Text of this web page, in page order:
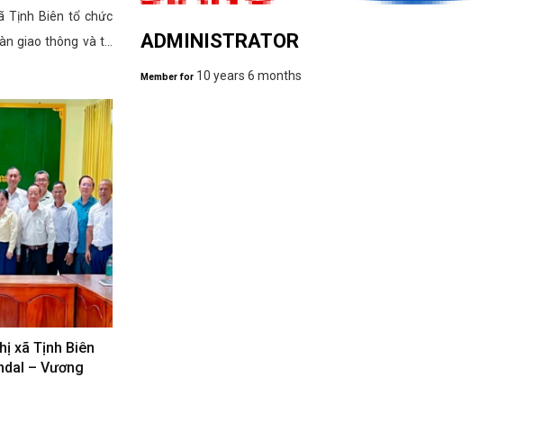
Tịnh Biên tổ chức
giao thông và tư
thông tỉnh; ông
xã Tịnh Biên.
xã Tịnh Biên
– Vương
ADMINISTRATOR
Member for 10 years 6 months